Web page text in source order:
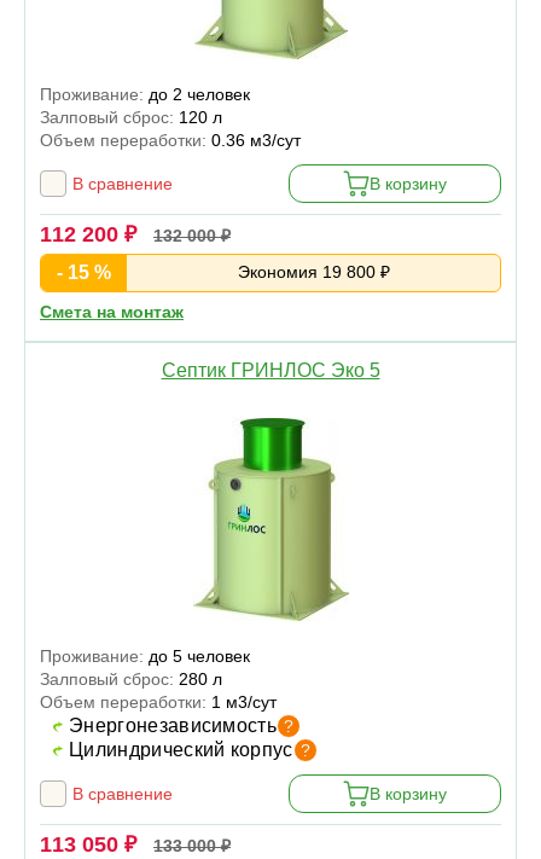
Проживание: до 2 человек
Залповый сброс: 120 л
Объем переработки: 0.36 м3/сут
В сравнение В корзину
112 200 ₽ 132 000 ₽
- 15 % Экономия 19 800 ₽
Смета на монтаж
Септик ГРИНЛОС Эко 5
Проживание: до 5 человек
Залповый сброс: 280 л
Объем переработки: 1 м3/сут
Энергонезависимость ?
Цилиндрический корпус ?
В сравнение В корзину
113 050 ₽ 133 000 ₽